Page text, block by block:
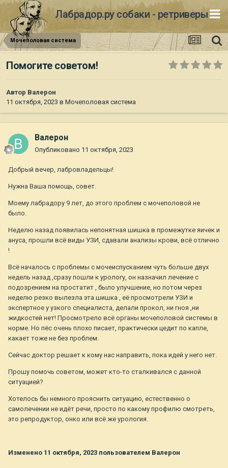
Лабрадор.ру собаки - ретриверы
Мочеполовая система
Помогите советом!
Автор Валерон
11 октября, 2023 в Мочеполовая система
Валерон
Опубликовано 11 октября, 2023
Добрый вечер, лабровладельцы!
Нужна Ваша помощь, совет.
Моему лабрадору 9 лет, до этого проблем с мочеполовой не
было.
Неделю назад появилась непонятная шишка в промежутке яичек и
ануса, прошли всё виды УЗИ, сдавали анализы крови, всё отлично
!
Всё началось с проблемы с мочеиспусканием чуть больше двух
недель назад ,сразу пошли к урологу, он назначил лечение с
подозрением на простатит , было улучшение, но потом через
неделю резко вылезла эта шишка , её просмотрели УЗИ и
экспертное у узкого специалиста, делали прокол, ни гноя ,ни
жидкостей нет! Просмотрело всё органы мочеполовой системы в
норме. Но пёс очень плохо писает, практически цедит по капле,
какает тоже не без проблем.
Сейчас доктор решает к кому нас направить, пока идей у него нет.
Прошу помочь советом, может кто-то сталкивался с данной
ситуацией?
Хотелось бы немного прояснить ситуацию, естественно о
самолечении не идёт речи, просто по какому профилю смотреть,
это репродуктор, онко или всё же урология.
Изменено 11 октября, 2023 пользователем Валерон